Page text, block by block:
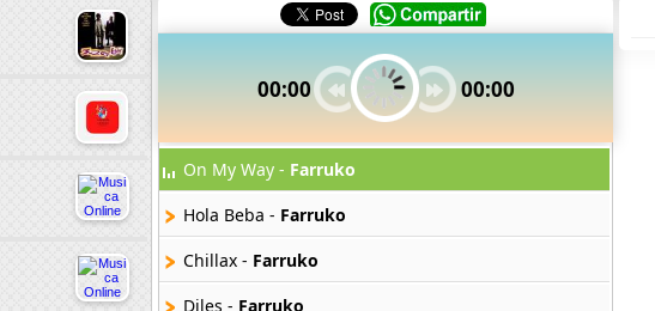
00:00 00:00
On My Way - Farruko
Hola Beba - Farruko
Chillax - Farruko
Diles - Farruko